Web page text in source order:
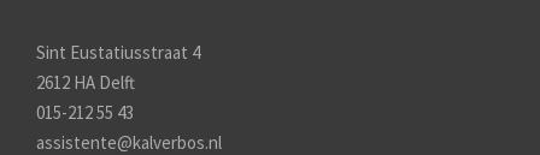
Sint Eustatiusstraat 4
2612 HA Delft
015-212 55 43
assistente@kalverbos.nl